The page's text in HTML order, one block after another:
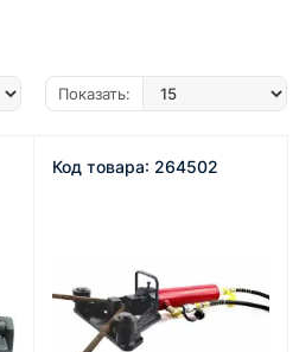
Показать:
Код товара: 264502